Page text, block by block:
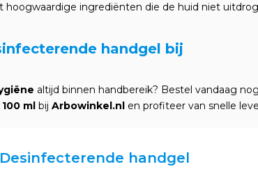
hoogwaardige ingrediënten die de huid niet
handgel bij
altijd binnen handbereik? Bestel vandaag
ml bij Arbowinkel.nl en profiteer van snelle
handgel